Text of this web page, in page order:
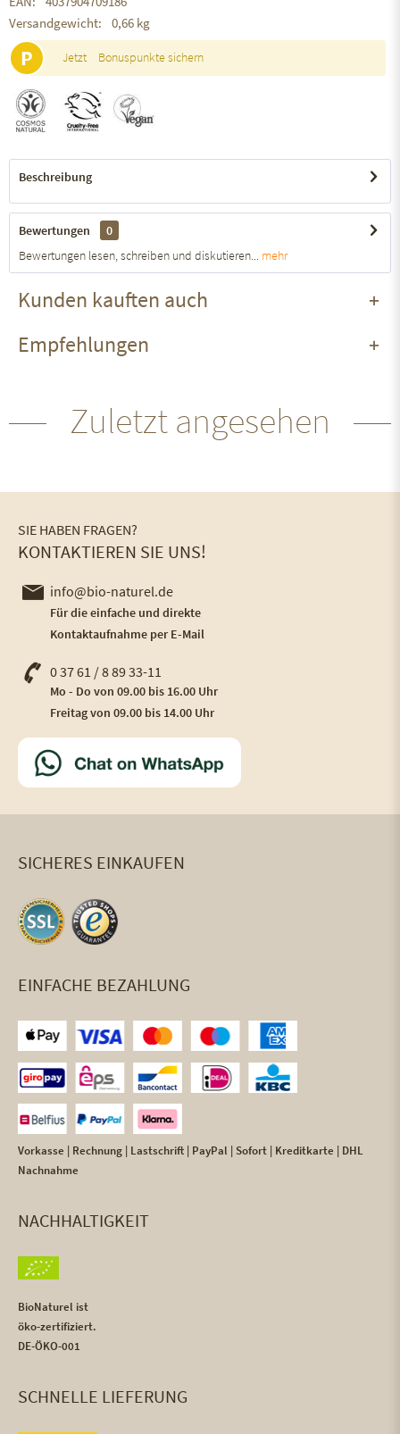
Versandgewicht:
0,66 kg
P Jetzt Bonuspunkte sichern
Beschreibung
Bewertungen
0
Bewertungen lesen, schreiben und diskutieren... mehr
Kunden kauften auch
Empfehlungen
Zuletzt angesehen
SIE HABEN FRAGEN?
KONTAKTIEREN SIE UNS!
info@bio-naturel.de
Für die einfache und direkte
Kontaktaufnahme per E-Mail
0 37 61 / 8 89 33-11
Mo - Do von 09.00 bis 16.00 Uhr
Freitag von 09.00 bis 14.00 Uhr
SICHERES EINKAUFEN
EINFACHE BEZAHLUNG
Vorkasse | Rechnung | Lastschrift | PayPal | Sofort | Kreditkarte | DHL
Nachnahme
NACHHALTIGKEIT
BioNaturel ist
öko-zertifiziert.
DE-ÖKO-001
SCHNELLE LIEFERUNG